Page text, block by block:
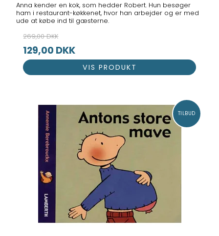
Anna kender en kok, som hedder Robert. Hun besøger
ham i restaurant-køkkenet, hvor han arbejder og er med
ude at købe ind til gæsterne.
269,00 DKK
129,00 DKK
VIS PRODUKT
TILBUD